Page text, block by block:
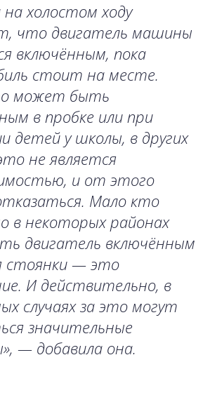
холостом ходу
что двигатель машины
включённым, пока
стоит на месте.
может быть
в пробке или при
детей у школы, в других
не является
и от этого
Мало кто
в некоторых районах
двигатель включённым
стоянки — это
И действительно, в
случаях за это могут
значительные
— добавила она.